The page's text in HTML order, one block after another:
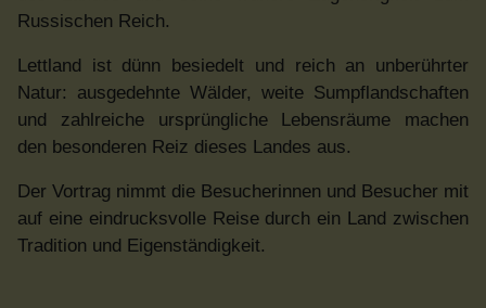
Russischen Reich.
Lettland ist dünn besiedelt und reich an unberührter
Natur: ausgedehnte Wälder, weite Sumpflandschaften
und zahlreiche ursprüngliche Lebensräume machen
den besonderen Reiz dieses Landes aus.
Der Vortrag nimmt die Besucherinnen und Besucher mit
auf eine eindrucksvolle Reise durch ein Land zwischen
Tradition und Eigenständigkeit.